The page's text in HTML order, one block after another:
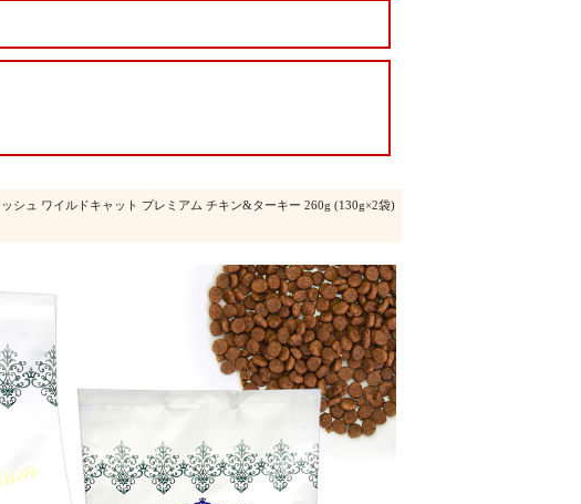
シュ ワイルドキャット プレミアム チキン&ターキー 260g (130g×2袋)